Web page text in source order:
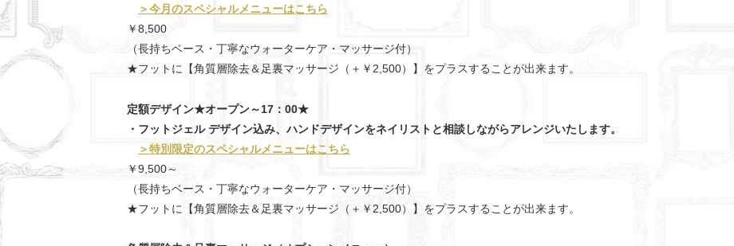
＞今月のスペシャルメニューはこちら
￥8,500
（長持ちベース・丁寧なウォーターケア・マッサージ付）
★フットに【角質層除去＆足裏マッサージ（＋￥2,500）】をプラスすることが出来ます。
定額デザイン★オープン～17：00★
・フットジェル デザイン込み、ハンドデザインをネイリストと相談しながらアレンジいたします。
＞特別限定のスペシャルメニューはこちら
￥9,500～
（長持ちベース・丁寧なウォーターケア・マッサージ付）
★フットに【角質層除去＆足裏マッサージ（＋￥2,500）】をプラスすることが出来ます。